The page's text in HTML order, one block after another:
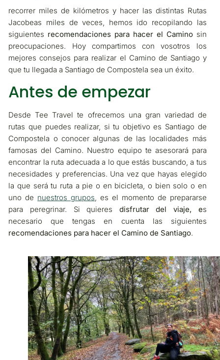
recorrer miles de kilómetros y hacer las distintas Rutas
Jacobeas miles de veces, hemos ido recopilando las
siguientes recomendaciones para hacer el Caminosin
preocupaciones. Hoy compartimos con vosotros los
mejores consejos para realizar el Camino de Santiago y
que tu llegada a Santiago de Compostela sea un éxito.
Antes de empezar
Desde Tee Travel te ofrecemos una gran variedad de
rutas que puedes realizar, si tu objetivo es Santiago de
Compostela o conocer algunas de las localidades más
famosas del Camino. Nuestro equipo te asesorará para
encontrar la ruta adecuada a lo que estás buscando, a tus
necesidades y preferencias. Una vez que hayas elegido
la que será tu ruta a pie o en bicicleta, o bien solo o en
uno de nuestros grupos, es el momento de prepararse
para peregrinar. Si quieres disfrutar del viaje, es
necesario que tengas en cuenta las siguientes
recomendaciones para hacer el Camino de Santiago.